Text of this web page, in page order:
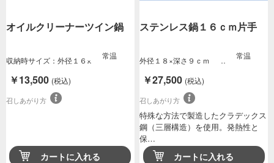
オイルクリーナーツイン鍋
収納時サイズ：外径１６×
常温
￥13,500 (税込)
召しあがり方
カートに入れる
ステンレス鍋１６ｃｍ片手
外径１８×深さ９ｃｍ 常温
￥27,500 (税込)
召しあがり方
特殊な方法で製造したクラデックス
鋼（三層構造）を使用。発熱性と
保…
カートに入れる